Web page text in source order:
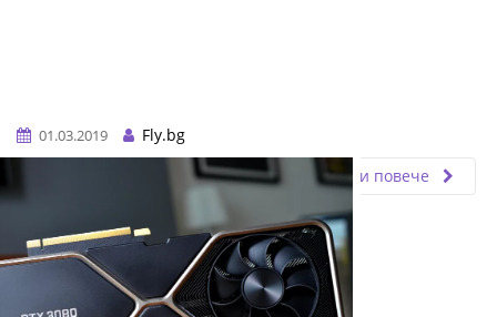
01.03.2019
Fly.bg
Прочети повече